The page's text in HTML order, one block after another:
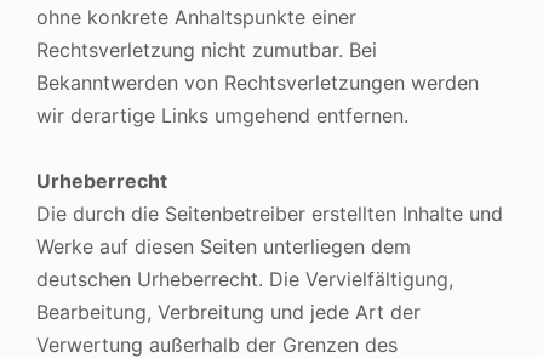
ohne konkrete Anhaltspunkte einer
Rechtsverletzung nicht zumutbar. Bei
Bekanntwerden von Rechtsverletzungen werden
wir derartige Links umgehend entfernen.
Urheberrecht
Die durch die Seitenbetreiber erstellten Inhalte und
Werke auf diesen Seiten unterliegen dem
deutschen Urheberrecht. Die Vervielfältigung,
Bearbeitung, Verbreitung und jede Art der
Verwertung außerhalb der Grenzen des